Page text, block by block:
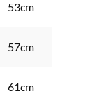
53cm
57cm
61cm